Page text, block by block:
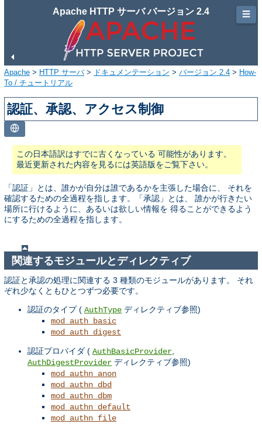
Apache HTTP サーバ バージョン 2.4
Apache > HTTP サーバ> ドキュメンテーション > バージョン 2.4 > How-
To / チュートリアル
認証、承認、アクセス制御
この日本語訳はすでに古くなっている 可能性があります。
最近更新された内容を見るには英語版をご覧下さい。
「認証」とは、誰かが自分は誰であるかを主張した場合に、 それを
確認するための全過程を指します。「承認」とは、 誰かが行きたい
場所に行けるように、あるいは欲しい情報を 得ることができるよう
にするための全過程を指します。
関連するモジュールとディレクティブ
認証と承認の処理に関連する 3 種類のモジュールがあります。 それ
ぞれ少なくともひとつずつ必要です。
認証のタイプ ( AuthType ディレクティブ参照)
mod_auth_basic
mod_auth_digest
認証プロバイダ ( AuthBasicProvider
AuthDigestProvider ディレクティブ参照)
mod_authn_anon
mod_authn_dbd
mod_authn_dbm
mod_authn_default
mod_authn_file
☰